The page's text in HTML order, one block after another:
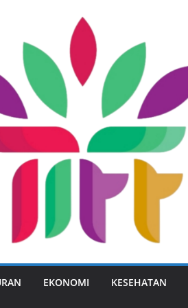
EKONOMI KESEHATAN